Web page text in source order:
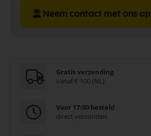
Neem contact met ons op
Gratis verzending
vanaf € 100 (NL)
Voor 17:00 besteld
direct verzonden